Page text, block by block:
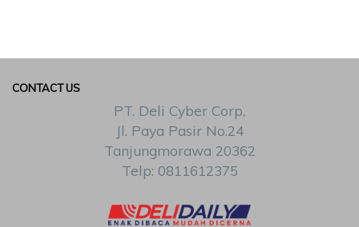
CONTACT US
PT. Deli Cyber Corp,
Jl. Paya Pasir No.24
Tanjungmorawa 20362
Telp: 0811612375